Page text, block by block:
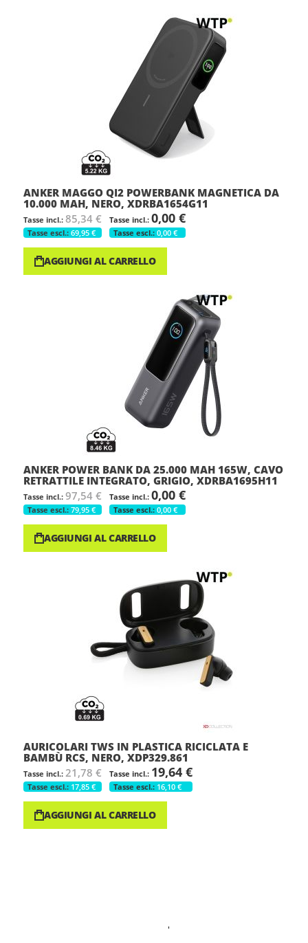
ANKER MAGGO QI2 POWERBANK MAGNETICA DA
10.000 MAH, NERO, XDRBA1654G11
85,34 €
69,95 €
0,00 €
0,00 €
AGGIUNGI AL CARRELLO
ANKER POWER BANK DA 25.000 MAH 165W, CAVO
RETRATTILE INTEGRATO, GRIGIO, XDRBA1695H11
97,54 €
79,95 €
0,00 €
0,00 €
AGGIUNGI AL CARRELLO
AURICOLARI TWS IN PLASTICA RICICLATA E
BAMBÙ RCS, NERO, XDP329.861
21,78 €
17,85 €
19,64 €
16,10 €
AGGIUNGI AL CARRELLO